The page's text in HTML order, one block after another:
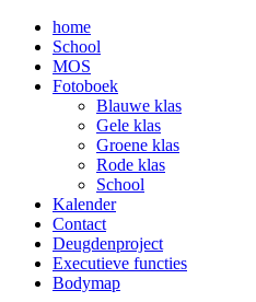
home
School
MOS
Fotoboek
Blauwe klas
Gele klas
Groene klas
Rode klas
School
Kalender
Contact
Deugdenproject
Executieve functies
Bodymap
Maand
Maand